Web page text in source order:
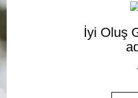
İyi Oluş